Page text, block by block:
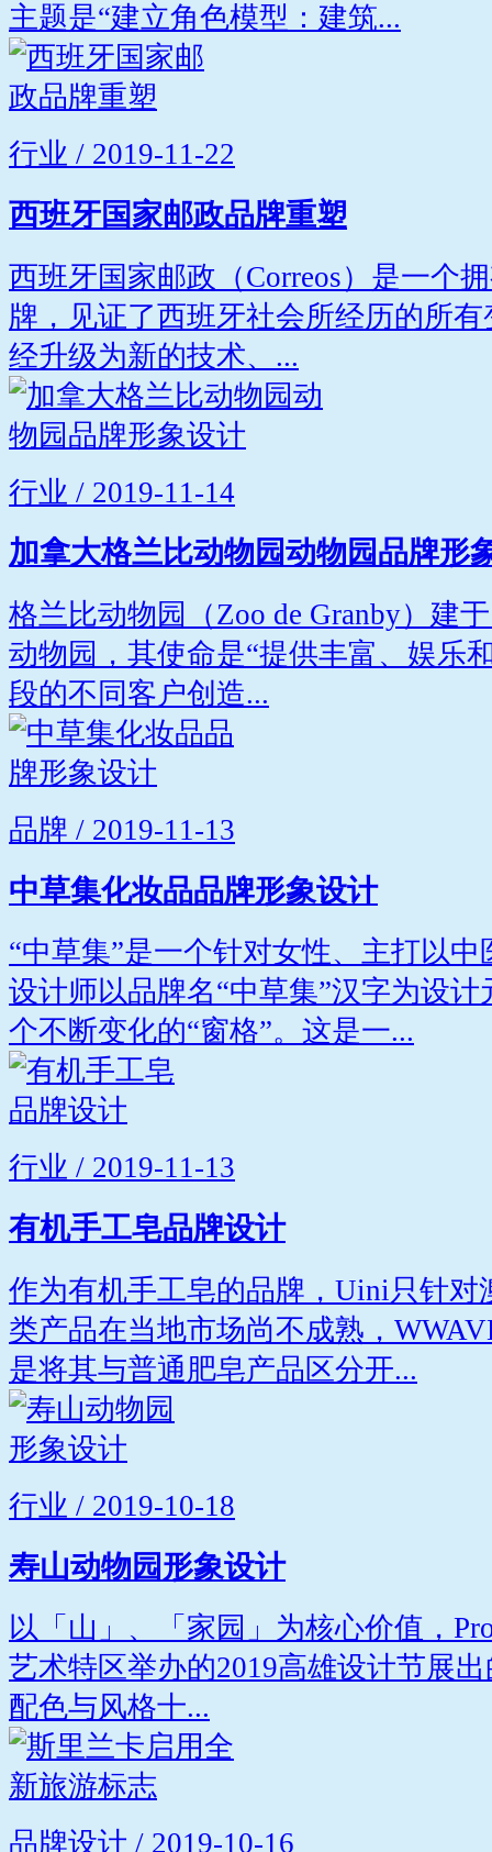
主题是“建立角色模型：建筑...
行业 / 2019-11-22
西班牙国家邮政品牌重塑
西班牙国家邮政（Correos）是一个
牌，见证了西班牙社会所经历的所有
经升级为新的技术、...
行业 / 2019-11-14
加拿大格兰比动物园动物园品牌形
格兰比动物园（Zoo de Granby）建
动物园，其使命是“提供丰富、娱乐
段的不同客户创造...
品牌 / 2019-11-13
中草集化妆品品牌形象设计
“中草集”是一个针对女性、主打以
设计师以品牌名“中草集”汉字为设
个不断变化的“窗格”。这是一...
行业 / 2019-11-13
有机手工皂品牌设计
作为有机手工皂的品牌，Uini只针对
类产品在当地市场尚不成熟，
是将其与普通肥皂产品区分开...
行业 / 2019-10-18
寿山动物园形象设计
以「山」、「家园」为核心价值，
艺术特区举办的2019高雄设计节展
配色与风格十...
品牌设计 / 2019-10-16